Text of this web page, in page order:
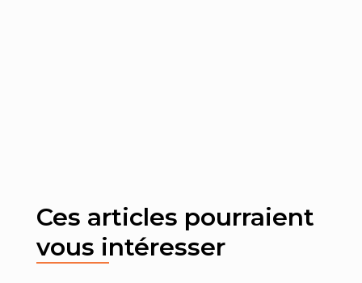
Ces articles pourraient
vous intéresser